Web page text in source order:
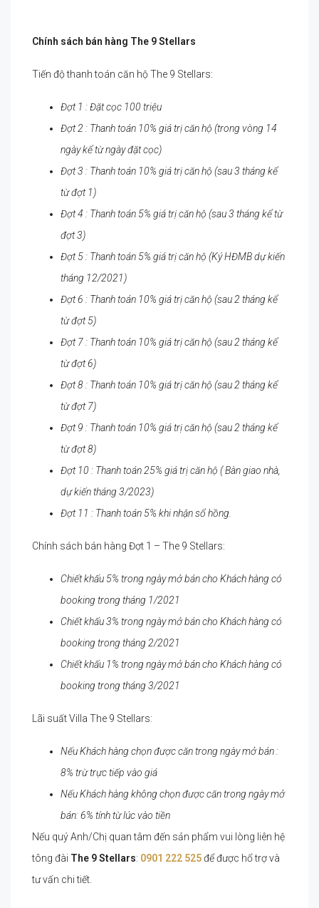
Chính sách bán hàng The 9 Stellars
Tiến độ thanh toán căn hộ The 9 Stellars:
Đợt 1 :Đặt cọc 100 triệu
Đợt 2 : Thanh toán 10% giá trị căn hộ (trong vòng 14
ngày kể từ ngày đặt cọc)
Đợt 3 : Thanh toán 10% giá trị căn hộ (sau 3 tháng kể
từ đợt 1)
Đợt 4 : Thanh toán 5% giá trị căn hộ (sau 3 tháng kể từ
đợt 3)
Đợt 5 : Thanh toán 5% giá trị căn hộ (Ký HĐMB dự kiến
tháng 12/2021)
Đợt 6 : Thanh toán 10% giá trị căn hộ (sau 2 tháng kể
từ đợt 5)
Đợt 7 : Thanh toán 10% giá trị căn hộ (sau 2 tháng kể
từ đợt 6)
Đợt 8 : Thanh toán 10% giá trị căn hộ (sau 2 tháng kể
từ đợt 7)
Đợt 9 : Thanh toán 10% giá trị căn hộ (sau 2 tháng kể
từ đợt 8)
Đợt 10 : Thanh toán 25% giá trị căn hộ ( Bàn giao nhà,
dự kiến tháng 3/2023)
Đợt 11 : Thanh toán 5% khi nhận sổ hồng.
Chính sách bán hàng Đợt 1 – The 9 Stellars:
Chiết khấu 5% trong ngày mở bán cho Khách hàng có
booking trong tháng 1/2021
Chiết khấu 3% trong ngày mở bán cho Khách hàng có
booking trong tháng 2/2021
Chiết khấu 1% trong ngày mở bán cho Khách hàng có
booking trong tháng 3/2021
Lãi suất Villa The 9 Stellars:
Nếu Khách hàng chọn được căn trong ngày mở bán :
8% trừ trực tiếp vào giá
Nếu Khách hàng không chọn được căn trong ngày mở
bán: 6% tính từ lúc vào tiền
Nếu quý Anh/Chị quan tâm đến sản phẩm vui lòng liên hệ
tông đài The 9 Stellars: 0901 222 525để được hổ trợ và
tư vấn chi tiết.